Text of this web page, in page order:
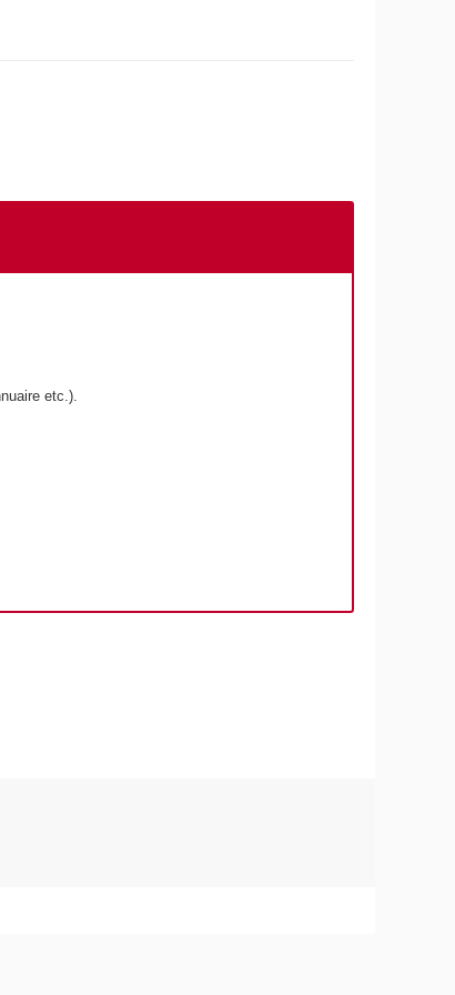
etc.).